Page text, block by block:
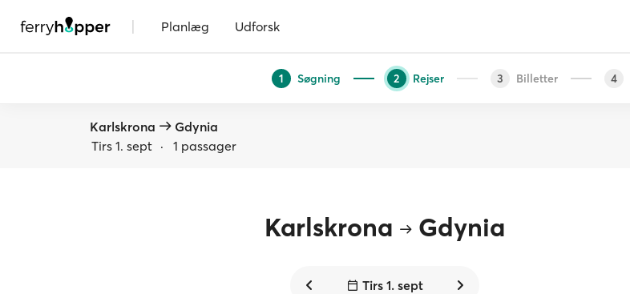
| Planlæg Udforsk
1 Søgning 2 Rejser 3 Billetter 4
Karlskrona
Gdynia
Tirs 1. sept · 1 passager
Karlskrona Gdynia
Tirs 1. sept